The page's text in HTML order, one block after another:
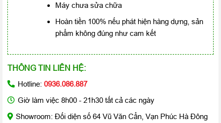
Máy chưa sửa chữa
Hoàn tiền 100% nếu phát hiện hàng dựng, sản
phẩm không đúng như cam kết
THÔNG TIN LIÊN HỆ:
Hotline: 0936.086.887
Giờ làm việc 8h00 - 21h30 tất cả các ngày
Showroom: Đối diện số 64 Vũ Văn Cẩn, Vạn Phúc Hà Đông